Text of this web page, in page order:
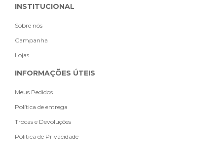
INSTITUCIONAL
Sobre nós
Campanha
Lojas
INFORMAÇÕES ÚTEIS
Meus Pedidos
Política de entrega
Trocas e Devoluções
Politica de Privacidade